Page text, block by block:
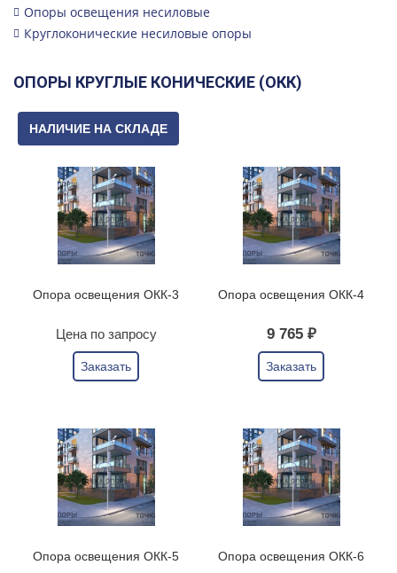
Опоры освещения несиловые
Круглоконические несиловые опоры
ОПОРЫ КРУГЛЫЕ КОНИЧЕСКИЕ (ОКК)
НАЛИЧИЕ НА СКЛАДЕ
Опора освещения ОКК-3
Цена по запросу
Заказать
Опора освещения ОКК-4
9 765 ₽
Заказать
Опора освещения ОКК-5 Опора освещения ОКК-6